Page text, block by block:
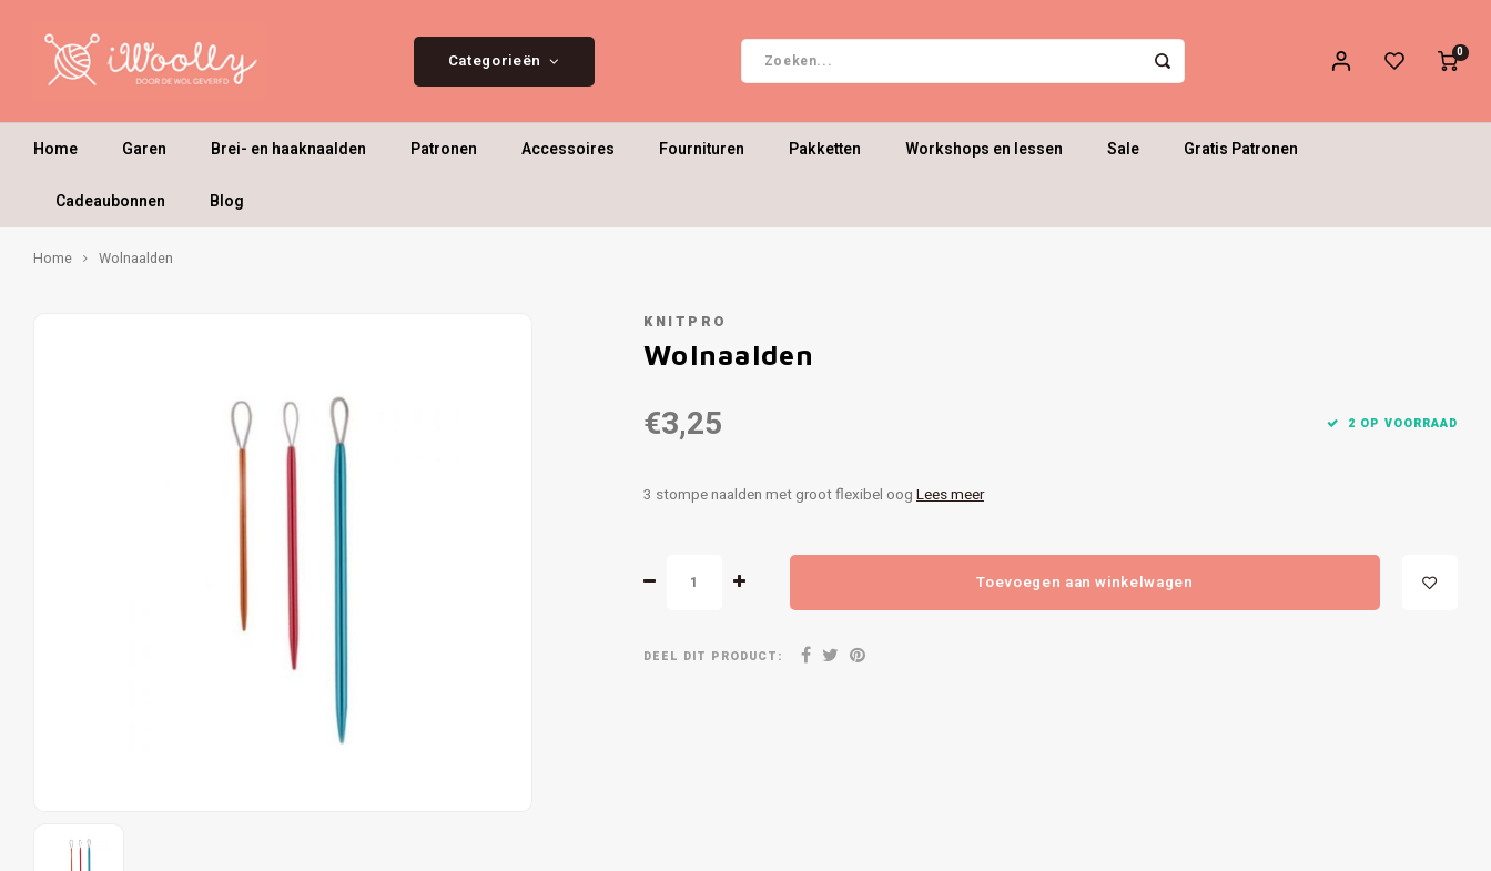
Categorieën 0
Home Garen Brei- en haaknaalden Patronen Accessoires Fournituren Pakketten Workshops en lessen Sale Gratis Patronen
Cadeaubonnen Blog
Home Wolnaalden
KNITPRO
Wolnaalden
€3,25 2 OP VOORRAAD
3 stompe naalden met groot flexibel oog Lees meer
Toevoegen aan winkelwagen
DEEL DIT PRODUCT: